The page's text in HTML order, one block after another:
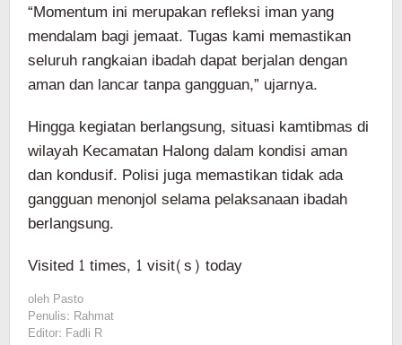
“Momentum ini merupakan refleksi iman yang
mendalam bagi jemaat. Tugas kami memastikan
seluruh rangkaian ibadah dapat berjalan dengan
aman dan lancar tanpa gangguan,” ujarnya.
Hingga kegiatan berlangsung, situasi kamtibmas di
wilayah Kecamatan Halong dalam kondisi aman
dan kondusif. Polisi juga memastikan tidak ada
gangguan menonjol selama pelaksanaan ibadah
berlangsung.
Visited 1 times, 1 visit(s) today
oleh Pasto
Penulis: Rahmat
Editor: Fadli R